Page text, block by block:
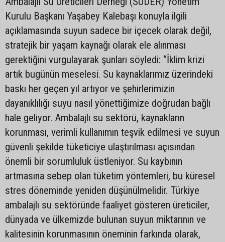
Kurulu Başkanı Yaşabey Kalebaşı konuyla ilgili
açıklamasında suyun sadece bir içecek olarak değil,
stratejik bir yaşam kaynağı olarak ele alınması
gerektiğini vurgulayarak şunları söyledi: “İklim krizi
artık bugünün meselesi. Su kaynaklarımız üzerindeki
baskı her geçen yıl artıyor ve şehirlerimizin
dayanıklılığı suyu nasıl yönettiğimize doğrudan bağlı
hale geliyor. Ambalajlı su sektörü, kaynakların
korunması, verimli kullanımın teşvik edilmesi ve suyun
güvenli şekilde tüketiciye ulaştırılması açısından
önemli bir sorumluluk üstleniyor. Su kaybının
artmasına sebep olan tüketim yöntemleri, bu küresel
stres döneminde yeniden düşünülmelidir. Türkiye
ambalajlı su sektöründe faaliyet gösteren üreticiler,
dünyada ve ülkemizde bulunan suyun miktarının ve
kalitesinin korunmasının öneminin farkında olarak,